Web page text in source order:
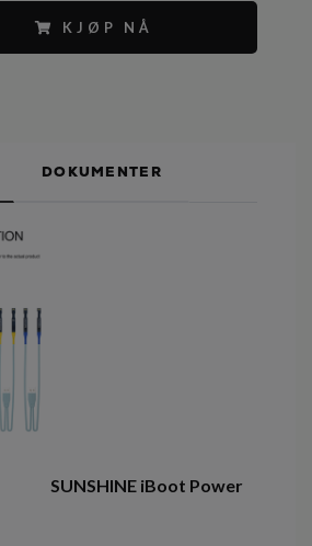
KJØP NÅ
DOKUMENTER
SUNSHINE iBoot Power